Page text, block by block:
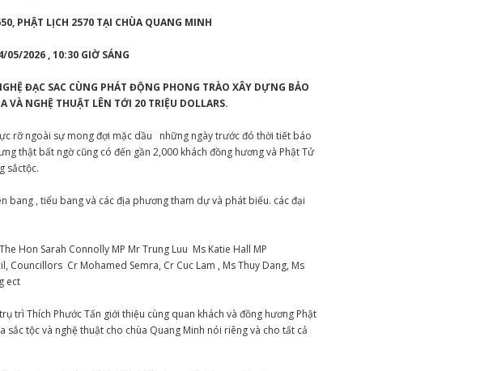
PHẬT LỊCH 2570 TẠI CHÙA QUANG MINH
05/2026 , 10:30 GIỜ SÁNG
ĐẠC SAC CÙNG PHÁT ĐỘNG PHONG TRÀO XÂY DỰNG BẢO
VÀ NGHỆ THUẬT LÊN TỚI 20 TRIỆU DOLLARS.
rỡ ngoài sự mong đợi mặc dầu những ngày trước đó thời tiết báo
thật bất ngờ cũng có đến gần 2,000 khách đồng hương và Phật Tử
sắctộc.
bang , tiểu bang và các địa phương tham dự và phát biểu. các đại
Hon Sarah Connolly MP Mr Trung Luu Ms Katie Hall MP
Councillors Cr Mohamed Semra, Cr Cuc Lam , Ms Thuy Dang, Ms
ect
trì Thích Phước Tấn giới thiệu cùng quan khách và đồng hương Phật
tộc và nghệ thuật cho chùa Quang Minh nói riêng và cho tất cả